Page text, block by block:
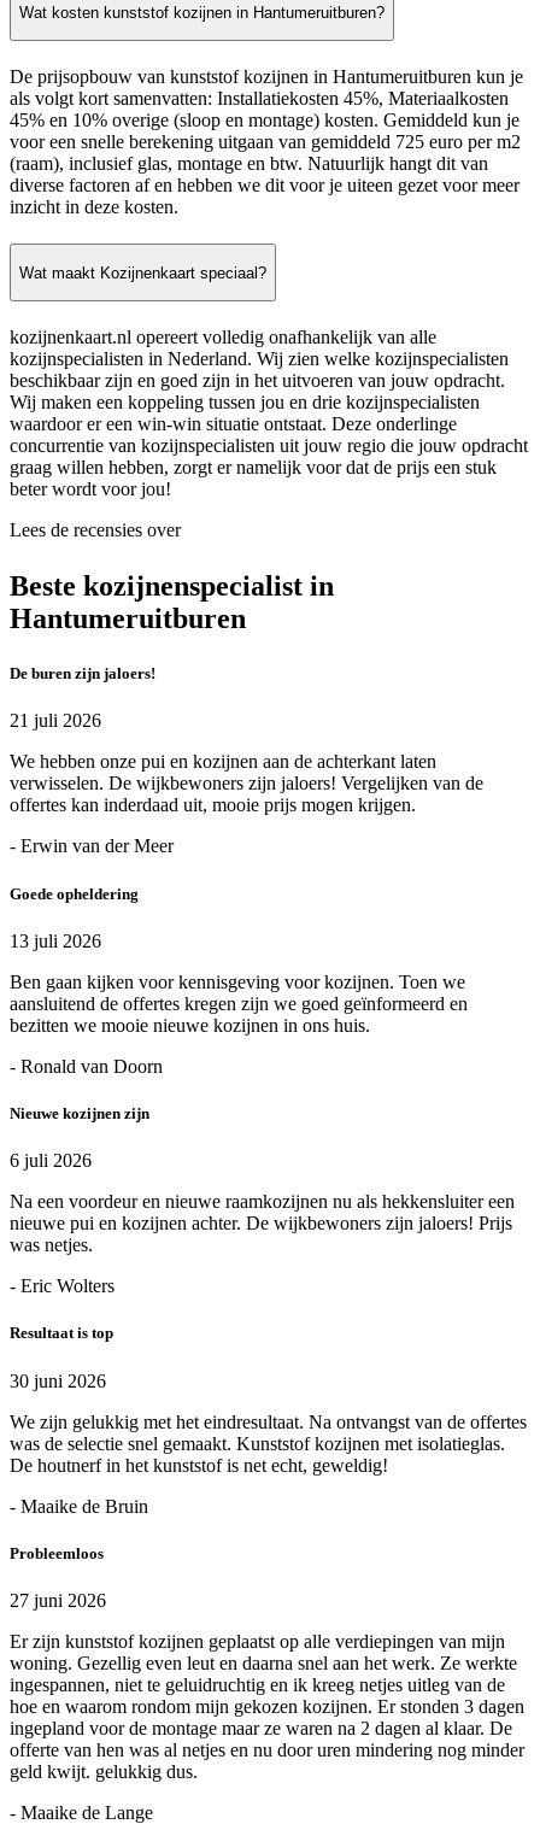
Wat kosten kunststof kozijnen in Hantumeruitburen?
De prijsopbouw van kunststof kozijnen in Hantumeruitburen kun je
als volgt kort samenvatten: Installatiekosten 45%, Materiaalkosten
45% en 10% overige (sloop en montage) kosten. Gemiddeld kun je
voor een snelle berekening uitgaan van gemiddeld 725 euro per m2
(raam), inclusief glas, montage en btw. Natuurlijk hangt dit van
diverse factoren af en hebben we dit voor je uiteen gezet voor meer
inzicht in deze kosten.
Wat maakt Kozijnenkaart speciaal?
kozijnenkaart.nl opereert volledig onafhankelijk van alle
kozijnspecialisten in Nederland. Wij zien welke kozijnspecialisten
beschikbaar zijn en goed zijn in het uitvoeren van jouw opdracht.
Wij maken een koppeling tussen jou en drie kozijnspecialisten
waardoor er een win-win situatie ontstaat. Deze onderlinge
concurrentie van kozijnspecialisten uit jouw regio die jouw opdracht
graag willen hebben, zorgt er namelijk voor dat de prijs een stuk
beter wordt voor jou!
Lees de recensies over
Beste kozijnenspecialist in
Hantumeruitburen
De buren zijn jaloers!
21 juli 2026
We hebben onze pui en kozijnen aan de achterkant laten
verwisselen. De wijkbewoners zijn jaloers! Vergelijken van de
offertes kan inderdaad uit, mooie prijs mogen krijgen.
- Erwin van der Meer
Goede opheldering
13 juli 2026
Ben gaan kijken voor kennisgeving voor kozijnen. Toen we
aansluitend de offertes kregen zijn we goed geïnformeerd en
bezitten we mooie nieuwe kozijnen in ons huis.
- Ronald van Doorn
Nieuwe kozijnen zijn
6 juli 2026
Na een voordeur en nieuwe raamkozijnen nu als hekkensluiter een
nieuwe pui en kozijnen achter. De wijkbewoners zijn jaloers! Prijs
was netjes.
- Eric Wolters
Resultaat is top
30 juni 2026
We zijn gelukkig met het eindresultaat. Na ontvangst van de offertes
was de selectie snel gemaakt. Kunststof kozijnen met isolatieglas.
De houtnerf in het kunststof is net echt, geweldig!
- Maaike de Bruin
Probleemloos
27 juni 2026
Er zijn kunststof kozijnen geplaatst op alle verdiepingen van mijn
woning. Gezellig even leut en daarna snel aan het werk. Ze werkte
ingespannen, niet te geluidruchtig en ik kreeg netjes uitleg van de
hoe en waarom rondom mijn gekozen kozijnen. Er stonden 3 dagen
ingepland voor de montage maar ze waren na 2 dagen al klaar. De
offerte van hen was al netjes en nu door uren mindering nog minder
geld kwijt. gelukkig dus.
- Maaike de Lange